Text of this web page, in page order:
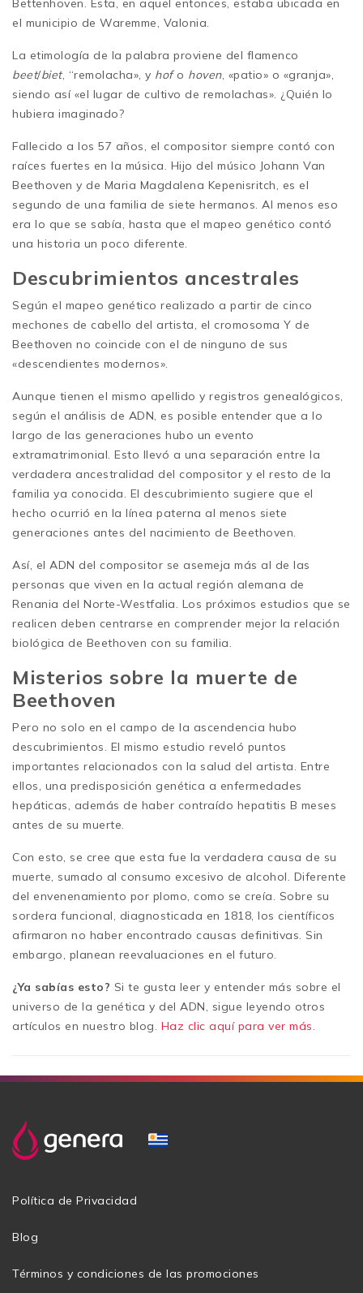
Bettenhoven. Esta, en aquel entonces, estaba ubicada en
el municipio de Waremme, Valonia.
La etimología de la palabra proviene del flamenco
beet/biet, “remolacha», y hofo hoven, «patio» o «granja»,
siendo así «el lugar de cultivo de remolachas». ¿Quién lo
hubiera imaginado?
Fallecido a los 57 años, el compositor siempre contó con
raíces fuertes en la música. Hijo del músico Johann Van
Beethoven y de Maria Magdalena Kepenisritch, es el
segundo de una familia de siete hermanos. Al menos eso
era lo que se sabía, hasta que el mapeo genético contó
una historia un poco diferente.
Descubrimientos ancestrales
Según el mapeo genético realizado a partir de cinco
mechones de cabello del artista, el cromosoma Y de
Beethoven no coincide con el de ninguno de sus
«descendientes modernos».
Aunque tienen el mismo apellido y registros genealógicos,
según el análisis de ADN, es posible entender que a lo
largo de las generaciones hubo un evento
extramatrimonial. Esto llevó a una separación entre la
verdadera ancestralidad del compositor y el resto de la
familia ya conocida. El descubrimiento sugiere que el
hecho ocurrió en la línea paterna al menos siete
generaciones antes del nacimiento de Beethoven.
Así, el ADN del compositor se asemeja más al de las
personas que viven en la actual región alemana de
Renania del Norte-Westfalia. Los próximos estudios que se
realicen deben centrarse en comprender mejor la relación
biológica de Beethoven con su familia.
Misterios sobre la muerte de
Beethoven
Pero no solo en el campo de la ascendencia hubo
descubrimientos. El mismo estudio reveló puntos
importantes relacionados con la salud del artista. Entre
ellos, una predisposición genética a enfermedades
hepáticas, además de haber contraído hepatitis B meses
antes de su muerte.
Con esto, se cree que esta fue la verdadera causa de su
muerte, sumado al consumo excesivo de alcohol. Diferente
del envenenamiento por plomo, como se creía. Sobre su
sordera funcional, diagnosticada en 1818, los científicos
afirmaron no haber encontrado causas definitivas. Sin
embargo, planean reevaluaciones en el futuro.
¿Ya sabías esto? Si te gusta leer y entender más sobre el
universo de la genética y del ADN, sigue leyendo otros
artículos en nuestro blog. Haz clic aquí para ver más.
Política de Privacidad
Blog
Términos y condiciones de las promociones